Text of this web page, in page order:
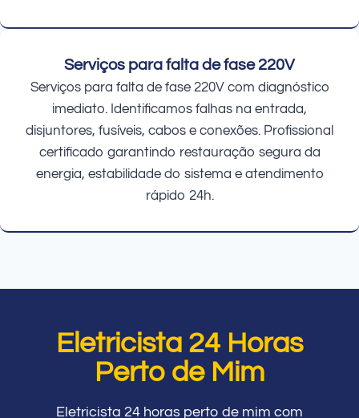
Serviços para falta de fase 220V
Serviços para falta de fase 220V com diagnóstico
imediato. Identificamos falhas na entrada,
disjuntores, fusíveis, cabos e conexões. Profissional
certificado garantindo restauração segura da
energia, estabilidade do sistema e atendimento
rápido 24h.
Eletricista 24 Horas
Perto de Mim
Eletricista 24 horas perto de mim com